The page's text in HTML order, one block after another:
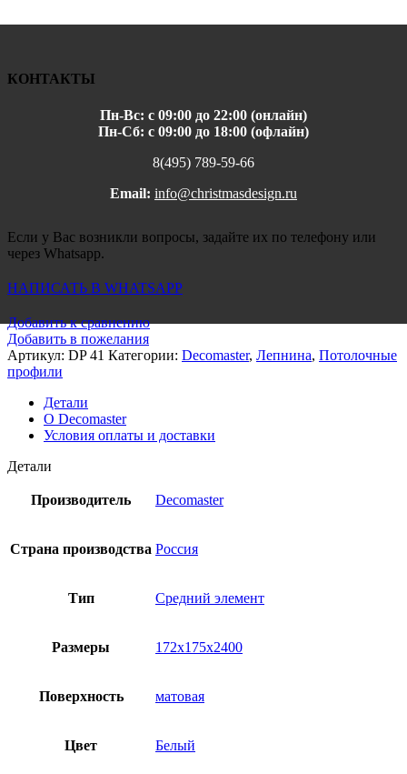
КОНТАКТЫ
Пн-Вс: с 09:00 до 22:00 (онлайн)
Пн-Сб: с 09:00 до 18:00 (офлайн)
8(495) 789-59-66
Email: info@christmasdesign.ru
Если у Вас возникли вопросы, задайте их по телефону или
через Whatsapp.
НАПИСАТЬ В WHATSAPP
Добавить к сравнению
Добавить в пожелания
Артикул: DP 41 Категории: Decomaster, Лепнина, Потолочные
профили
Детали
О Decomaster
Условия оплаты и доставки
Детали
Производитель Decomaster
Страна производства Россия
Тип Средний элемент
Размеры 172x175x2400
Поверхность матовая
Цвет Белый